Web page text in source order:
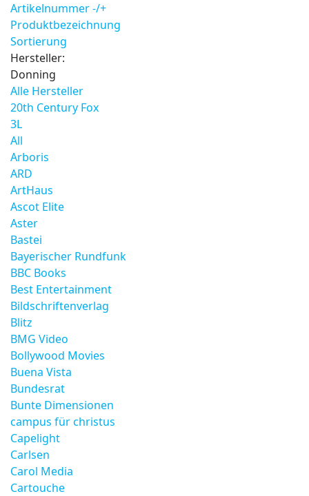
Artikelnummer -/+
Produktbezeichnung
Sortierung
Hersteller:
Donning
Alle Hersteller
20th Century Fox
3L
All
Arboris
ARD
ArtHaus
Ascot Elite
Aster
Bastei
Bayerischer Rundfunk
BBC Books
Best Entertainment
Bildschriftenverlag
Blitz
BMG Video
Bollywood Movies
Buena Vista
Bundesrat
Bunte Dimensionen
campus für christus
Capelight
Carlsen
Carol Media
Cartouche